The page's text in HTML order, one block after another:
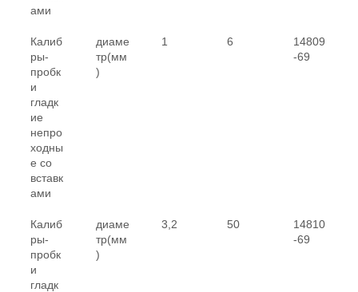
ами
Калиб
ры-
пробк
и
гладк
ие
непро
ходны
е со
вставк
ами
диаме
тр(мм
)
1 6
14809
-69
Калиб
ры-
пробк
и
гладк
диаме
тр(мм
)
3,2 50
14810
-69